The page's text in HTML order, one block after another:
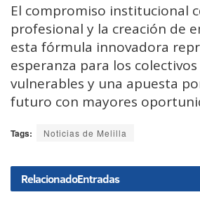
El compromiso institucional
profesional y la creación de
esta fórmula innovadora
esperanza para los colectivos
vulnerables y una apuesta
futuro con mayores
Tags: Noticias de Melilla
RelacionadoEntradas